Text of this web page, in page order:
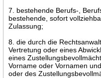
7. bestehende Berufs-,
bestehende, sofort
Zulassung;
8. die durch die
Vertretung oder eines
eines
Vorname oder Vornamen
oder des